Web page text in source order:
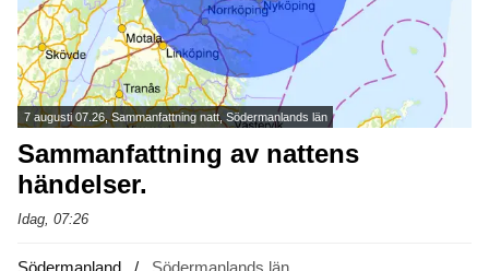
7 augusti 07.26, Sammanfattning natt, Södermanlands län
Sammanfattning av nattens
händelser.
Idag, 07:26
Södermanland Södermanlands län